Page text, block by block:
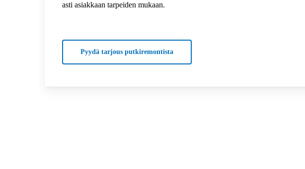
asti asiakkaan tarpeiden mukaan.
Pyydä tarjous putkiremontista